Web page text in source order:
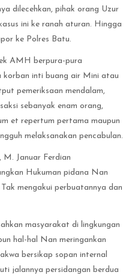
dilecehkan, pihak orang Uzur
ini ke ranah aturan. Hingga
ke Polres Batu.
AMH berpura-pura
korban inti buang air Mini atau
pemeriksaan mendalam,
sebanyak enam orang,
et repertum pertama maupun
melaksanakan pencabulan.
Januar Ferdian
Hukuman pidana Nan
mengakui perbuatannya dan
masyarakat di lingkungan
hal-hal Nan meringankan
bersikap sopan internal
jalannya persidangan berdua